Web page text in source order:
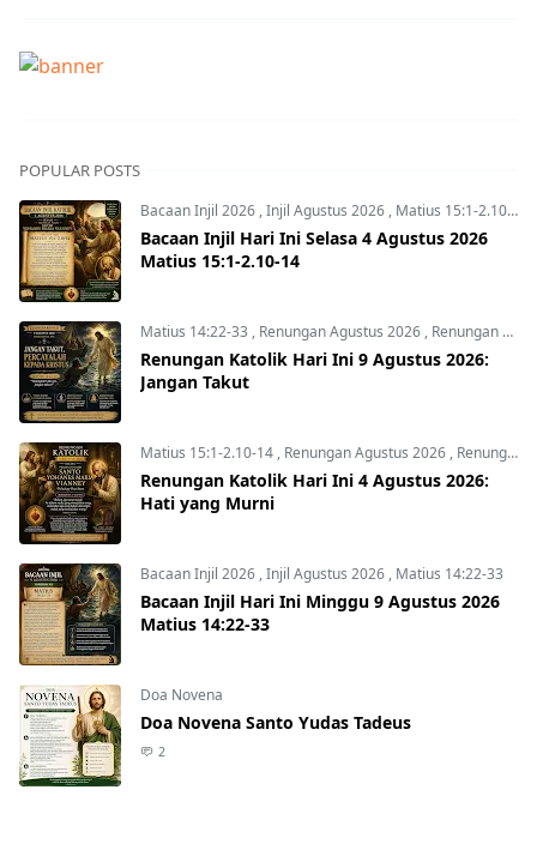
POPULAR POSTS
Bacaan Injil 2026 ,Injil Agustus 2026 , Matius 15:1-2.10-14
Bacaan Injil Hari Ini Selasa 4 Agustus 2026
Matius 15:1-2.10-14
Matius 14:22-33 , Renungan Agustus 2026 , Renungan Hari Ini
Renungan Katolik Hari Ini 9 Agustus 2026:
Jangan Takut
Matius 15:1-2.10-14 , Renungan Agustus 2026 , Renungan Hari Ini
Renungan Katolik Hari Ini 4 Agustus 2026:
Hati yang Murni
Bacaan Injil 2026 ,Injil Agustus 2026 , Matius 14:22-33
Bacaan Injil Hari Ini Minggu 9 Agustus 2026
Matius 14:22-33
Doa Novena
Doa Novena Santo Yudas Tadeus
2